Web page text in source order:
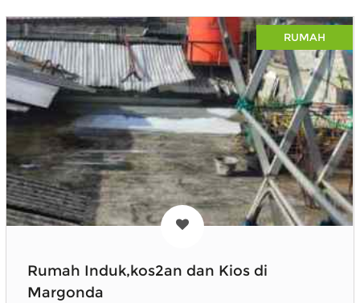
RUMAH
Rumah Induk,kos2an dan Kios di
Margonda